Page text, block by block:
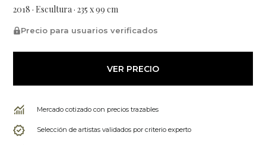
2018 · Escultura · 235 x 99 cm
Precio para usuarios verificados
VER PRECIO
Mercado cotizado con precios trazables
Selección de artistas validados por criterio experto